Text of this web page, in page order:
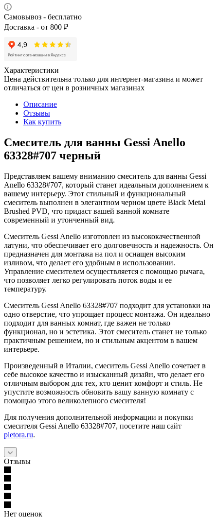
Самовывоз - бесплатно
Доставка - от 800 ₽
Характеристики
Цена действительна только для интернет-магазина и может
отличаться от цен в розничных магазинах
Описание
Отзывы
Как купить
Смеситель для ванны Gessi Anello
63328#707 черный
Представляем вашему вниманию смеситель для ванны Gessi
Anello 63328#707, который станет идеальным дополнением к
вашему интерьеру. Этот стильный и функциональный
смеситель выполнен в элегантном черном цвете Black Metal
Brushed PVD, что придаст вашей ванной комнате
современный и утонченный вид.
Смеситель Gessi Anello изготовлен из высококачественной
латуни, что обеспечивает его долговечность и надежность. Он
предназначен для монтажа на пол и оснащен высоким
изливом, что делает его удобным в использовании.
Управление смесителем осуществляется с помощью рычага,
что позволяет легко регулировать поток воды и ее
температуру.
Смеситель Gessi Anello 63328#707 подходит для установки на
одно отверстие, что упрощает процесс монтажа. Он идеально
подходит для ванных комнат, где важен не только
функционал, но и эстетика. Этот смеситель станет не только
практичным решением, но и стильным акцентом в вашем
интерьере.
Произведенный в Италии, смеситель Gessi Anello сочетает в
себе высокое качество и изысканный дизайн, что делает его
отличным выбором для тех, кто ценит комфорт и стиль. Не
упустите возможность обновить вашу ванную комнату с
помощью этого великолепного смесителя!
Для получения дополнительной информации и покупки
смесителя Gessi Anello 63328#707, посетите наш сайт
pletora.ru.
Отзывы
Нет оценок